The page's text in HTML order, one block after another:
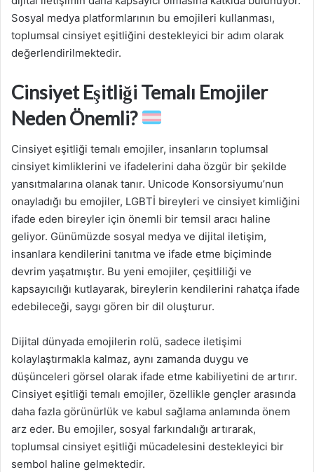
Sosyal medya platformlarının bu emojileri kullanması,
toplumsal cinsiyet eşitliğini destekleyici bir adım olarak
değerlendirilmektedir.
Cinsiyet Eşitliği Temalı Emojiler
Neden Önemli?
Cinsiyet eşitliği temalı emojiler, insanların toplumsal
cinsiyet kimliklerini ve ifadelerini daha özgür bir şekilde
yansıtmalarına olanak tanır. Unicode Konsorsiyumu’nun
onayladığı bu emojiler, LGBTİ bireyleri ve cinsiyet kimliğini
ifade eden bireyler için önemli bir temsil aracı haline
geliyor. Günümüzde sosyal medya ve dijital iletişim,
insanlara kendilerini tanıtma ve ifade etme biçiminde
devrim yaşatmıştır. Bu yeni emojiler, çeşitliliği ve
kapsayıcılığı kutlayarak, bireylerin kendilerini rahatça ifade
edebileceği, saygı gören bir dil oluşturur.
Dijital dünyada emojilerin rolü, sadece iletişimi
kolaylaştırmakla kalmaz, aynı zamanda duygu ve
düşünceleri görsel olarak ifade etme kabiliyetini de artırır.
Cinsiyet eşitliği temalı emojiler, özellikle gençler arasında
daha fazla görünürlük ve kabul sağlama anlamında önem
arz eder. Bu emojiler, sosyal farkındalığı artırarak,
toplumsal cinsiyet eşitliği mücadelesini destekleyici bir
sembol haline gelmektedir.